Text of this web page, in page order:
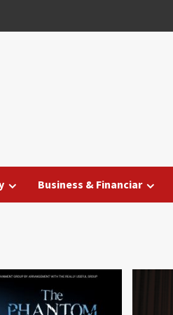
Business & Financiar